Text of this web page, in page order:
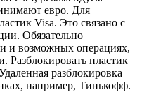
евро. Для
Visa. Это связано с
Обязательно
и возможных операциях,
Разблокировать пластик
разблокировка
например, Тинькофф.